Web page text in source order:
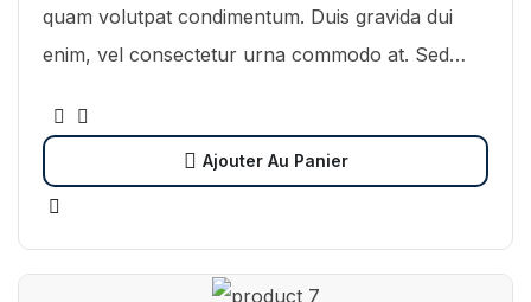
quam volutpat condimentum. Duis gravida dui
enim, vel consectetur urna commodo at. Sed
Ajouter Au Panier